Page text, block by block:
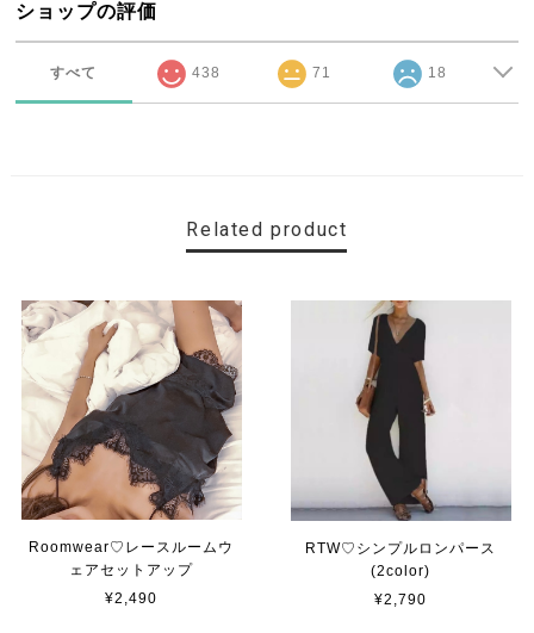
ショップの評価
すべて 438 71 18
Related product
Roomwear♡レースルームウ
ェアセットアップ
¥2,490
RTW♡シンプルロンパース
(2color)
¥2,790